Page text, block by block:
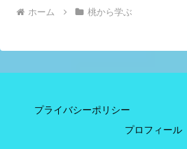
ホーム 桃から学ぶ
プライバシーポリシー
プロフィール